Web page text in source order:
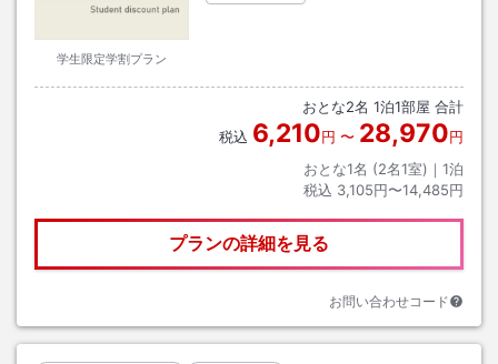
学生限定学割プラン
おとな2名 1泊1部屋 合計
税込 6,210円 〜 28,970円
おとな1名 (2名1室)｜ 1泊
税込 3,105円〜14,485円
プランの詳細を見る
お問い合わせコード